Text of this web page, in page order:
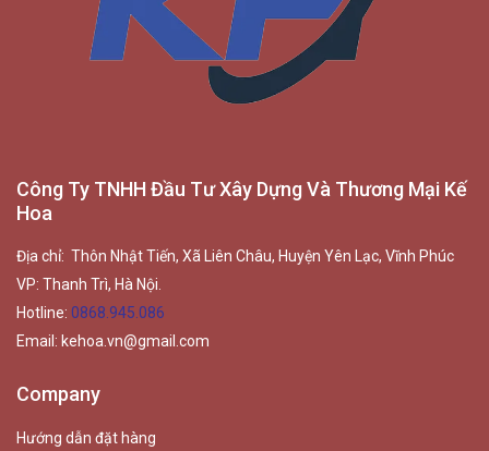
Công Ty TNHH Đầu Tư Xây Dựng Và Thương Mại Kế
Hoa
Địa chỉ: Thôn Nhật Tiến, Xã Liên Châu, Huyện Yên Lạc, Vĩnh Phúc
VP: Thanh Trì, Hà Nội.
Hotline: 0868.945.086
Email: kehoa.vn@gmail.com
Company
Hướng dẫn đặt hàng